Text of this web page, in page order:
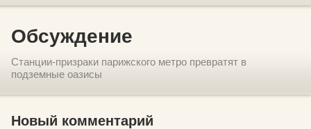
Обсуждение
Станции-призраки парижского метро превратят в
подземные оазисы
Новый комментарий